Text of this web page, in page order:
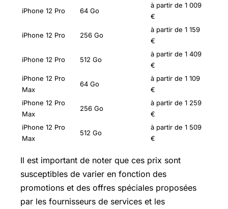
iPhone 12 Pro 64 Go
à partir de 1 009
€
iPhone 12 Pro 256 Go
à partir de 1 159
€
iPhone 12 Pro 512 Go
à partir de 1 409
€
iPhone 12 Pro
Max
64 Go
à partir de 1 109
€
iPhone 12 Pro
Max
256 Go
à partir de 1 259
€
iPhone 12 Pro
Max
512 Go
à partir de 1 509
€
Il est important de noter que ces prix sont
susceptibles de varier en fonction des
promotions et des offres spéciales proposées
par les fournisseurs de services et les